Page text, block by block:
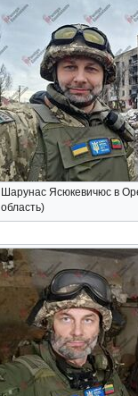
Шарунас Ясюкевичюс в
область)